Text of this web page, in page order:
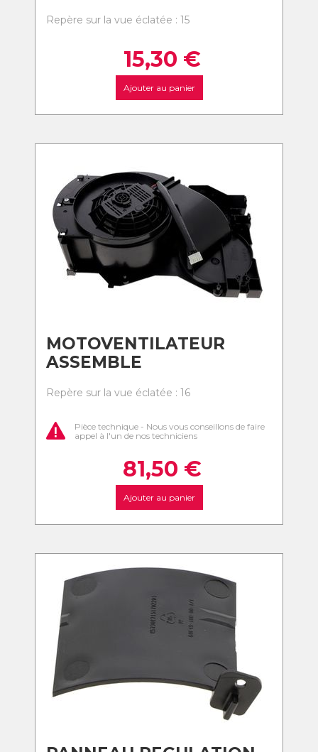
Repère sur la vue éclatée : 15
15,30 €
Ajouter au panier
MOTOVENTILATEUR
ASSEMBLE
Repère sur la vue éclatée : 16
Pièce technique - Nous vous conseillons de faire
appel à l'un de nos techniciens
81,50 €
Ajouter au panier